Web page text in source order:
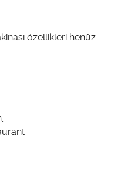
özellikleri henüz